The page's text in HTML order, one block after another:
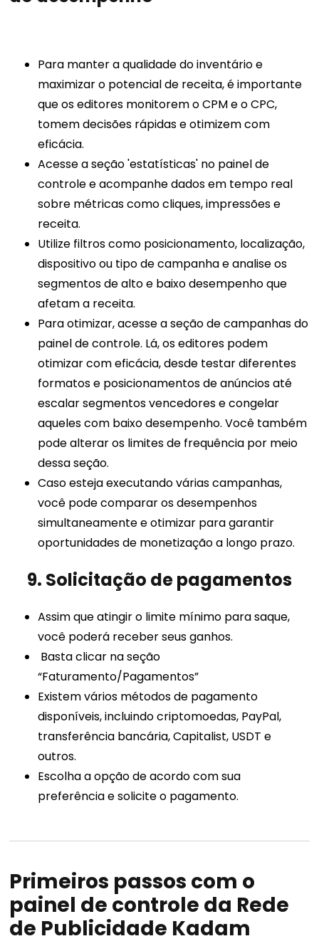
Para manter a qualidade do inventário e
maximizar o potencial de receita, é importante
que os editores monitorem o CPM e o CPC,
tomem decisões rápidas e otimizem com
eficácia.
Acesse a seção 'estatísticas' no painel de
controle e acompanhe dados em tempo real
sobre métricas como cliques, impressões e
receita.
Utilize filtros como posicionamento, localização,
dispositivo ou tipo de campanha e analise os
segmentos de alto e baixo desempenho que
afetam a receita.
Para otimizar, acesse a seção de campanhas do
painel de controle. Lá, os editores podem
otimizar com eficácia, desde testar diferentes
formatos e posicionamentos de anúncios até
escalar segmentos vencedores e congelar
aqueles com baixo desempenho. Você também
pode alterar os limites de frequência por meio
dessa seção.
Caso esteja executando várias campanhas,
você pode comparar os desempenhos
simultaneamente e otimizar para garantir
oportunidades de monetização a longo prazo.
9. Solicitação de pagamentos
Assim que atingir o limite mínimo para saque,
você poderá receber seus ganhos.
Basta clicar na seção
“Faturamento/Pagamentos”
Existem vários métodos de pagamento
disponíveis, incluindo criptomoedas, PayPal,
transferência bancária, Capitalist, USDT e
outros.
Escolha a opção de acordo com sua
preferência e solicite o pagamento.
Primeiros passos com o
painel de controle da Rede
de Publicidade Kadam